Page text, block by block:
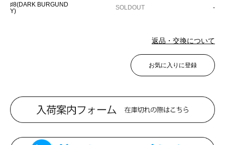
♯8(DARK BURGUND
Y)
SOLDOUT -
返品・交換について
お気に入りに登録